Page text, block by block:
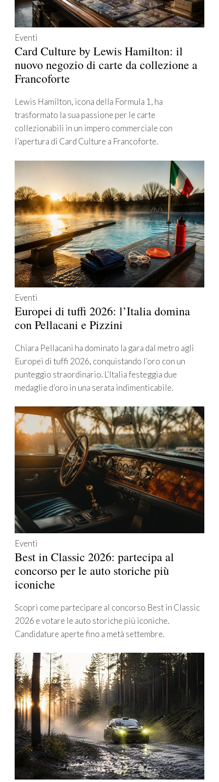
Eventi
Card Culture by Lewis Hamilton: il
nuovo negozio di carte da collezione a
Francoforte
Lewis Hamilton, icona della Formula 1, ha
trasformato la sua passione per le carte
collezionabili in un impero commerciale con
l’apertura di Card Culture a Francoforte.
Eventi
Europei di tuffi 2026: l’Italia domina
con Pellacani e Pizzini
Chiara Pellacani ha dominato la gara dal metro agli
Europei di tuffi 2026, conquistando l’oro con un
punteggio straordinario. L’Italia festeggia due
medaglie d’oro in una serata indimenticabile.
Eventi
Best in Classic 2026: partecipa al
concorso per le auto storiche più
iconiche
Scopri come partecipare al concorso Best in Classic
2026 e votare le auto storiche più iconiche.
Candidature aperte fino a metà settembre.